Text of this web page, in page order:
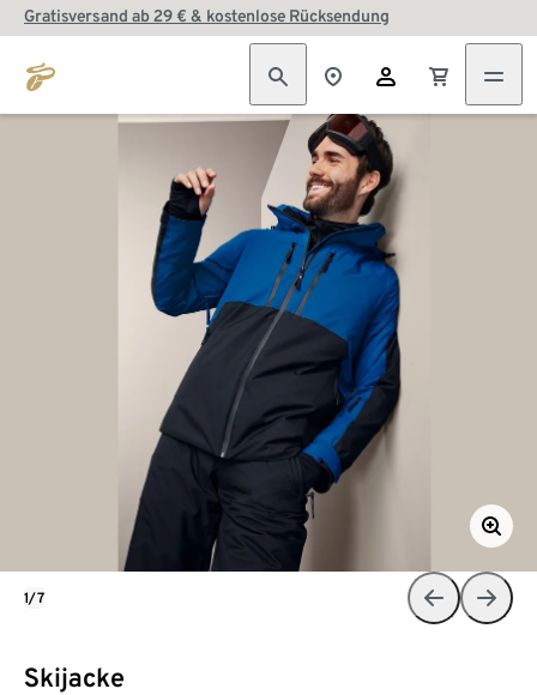
Gratisversand ab 29 € & kostenlose Rücksendung
Skijacke
1/7